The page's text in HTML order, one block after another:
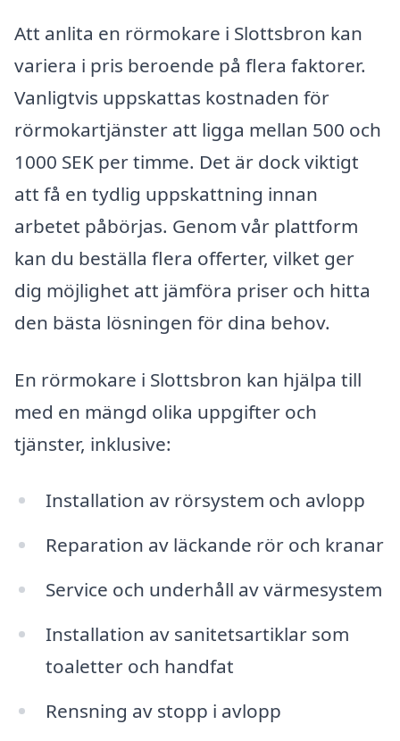
Att anlita en rörmokare i Slottsbron kan
variera i pris beroende på flera faktorer.
Vanligtvis uppskattas kostnaden för
rörmokartjänster att ligga mellan 500 och
1000 SEK per timme. Det är dock viktigt
att få en tydlig uppskattning innan
arbetet påbörjas. Genom vår plattform
kan du beställa flera offerter, vilket ger
dig möjlighet att jämföra priser och hitta
den bästa lösningen för dina behov.
En rörmokare i Slottsbron kan hjälpa till
med en mängd olika uppgifter och
tjänster, inklusive:
Installation av rörsystem och avlopp
Reparation av läckande rör och kranar
Service och underhåll av värmesystem
Installation av sanitetsartiklar som
toaletter och handfat
Rensning av stopp i avlopp